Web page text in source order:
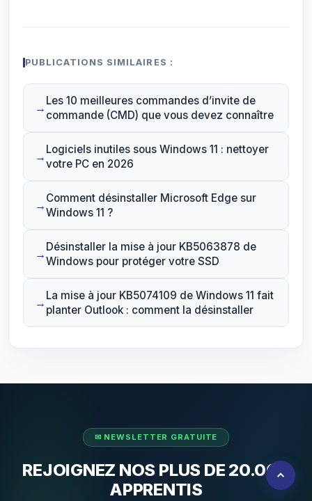
PUBLICATIONS SIMILAIRES :
Les 10 meilleures commandes d’invite de
commande (CMD) que vous devez connaître
Logiciels inutiles sous Windows 11 : nettoyer
votre PC en 2026
Comment désinstaller Microsoft Edge sur
Windows 11 ?
Désinstaller la mise à jour KB5063878 de
Windows pour protéger votre SSD
La mise à jour KB5074109 de Windows 11 fait
planter Outlook : comment la désinstaller
REJOIGNEZ NOS PLUS DE 20.000
APPRENTIS